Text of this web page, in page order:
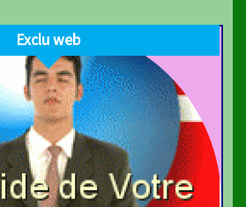
Exclu web